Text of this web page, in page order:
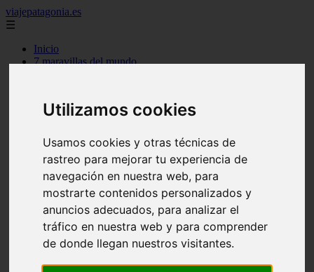
Utilizamos cookies
Usamos cookies y otras técnicas de
rastreo para mejorar tu experiencia de
navegación en nuestra web, para
mostrarte contenidos personalizados y
anuncios adecuados, para analizar el
tráfico en nuestra web y para comprender
de donde llegan nuestros visitantes.
viajepatagonia.es
☰
Inicio
7 maravillas del mundo
c buenos aires
c entre rios
c generalidades del pais
c mendoza
c neuquen
c provincias
c rio negro
c santa fe
c tierra de fuego
c tucuman
c zona austral
carmen